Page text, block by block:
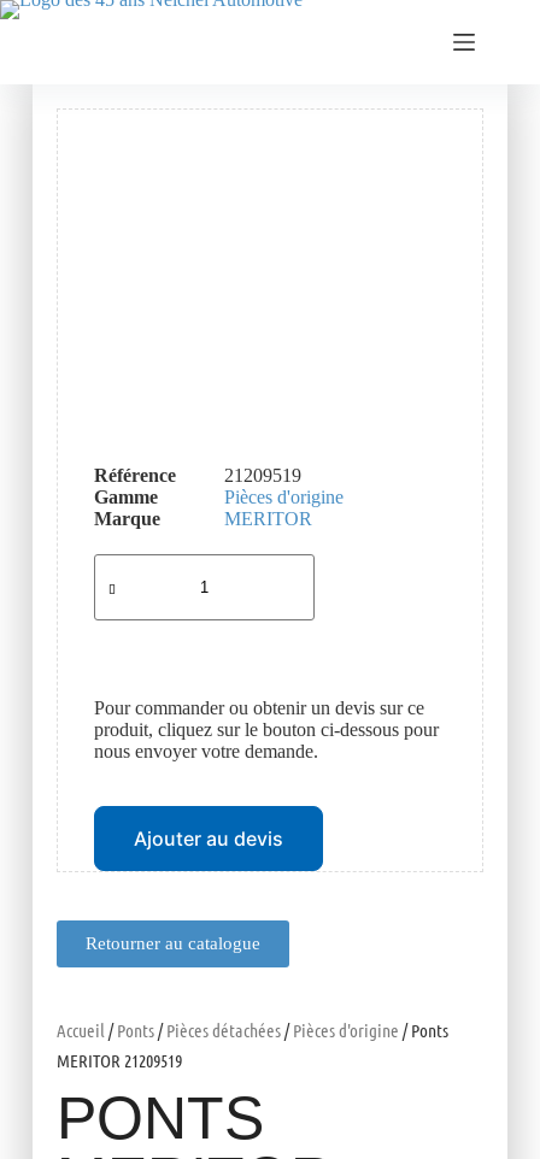
Retourner au catalogue
Accueil /Ponts/Pièces détachées/Pièces d'origine / Ponts
MERITOR 21209519
PONTS
Référence
21209519
Gamme
Pièces d'origine
Marque
MERITOR
Pour commander ou obtenir un devis sur ce
produit, cliquez sur le bouton ci-dessous pour
nous envoyer votre demande.
Ajouter au devis